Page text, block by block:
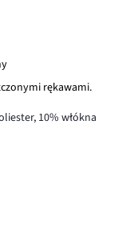
rękawami.
10% włókna